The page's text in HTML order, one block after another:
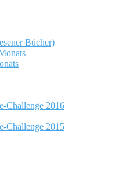
Bücher)
Challenge 2016
Challenge 2015